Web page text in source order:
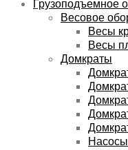
Грузоподъемное
Весовое
Весы
Весы
Домкраты